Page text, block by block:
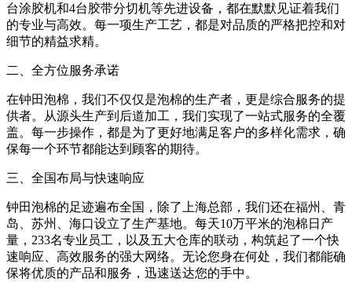
台涂胶机和4台胶带分切机等先进设备，都在默默见证着我们
的专业与高效。每一项生产工艺，都是对品质的严格把控和对
细节的精益求精。
二、全方位服务承诺
在钟田泡棉，我们不仅仅是泡棉的生产者，更是综合服务的提
供者。从源头生产到后道加工，我们实现了一站式服务的全覆
盖。每一步操作，都是为了更好地满足客户的多样化需求，确
保每一个环节都能达到顾客的期待。
三、全国布局与快速响应
钟田泡棉的足迹遍布全国，除了上海总部，我们还在福州、青
岛、苏州、海口设立了生产基地。每天10万平米的泡棉日产
量，233名专业员工，以及五大仓库的联动，构筑起了一个快
速响应、高效服务的强大网络。无论您身在何处，我们都能确
保将优质的产品和服务，迅速送达您的手中。